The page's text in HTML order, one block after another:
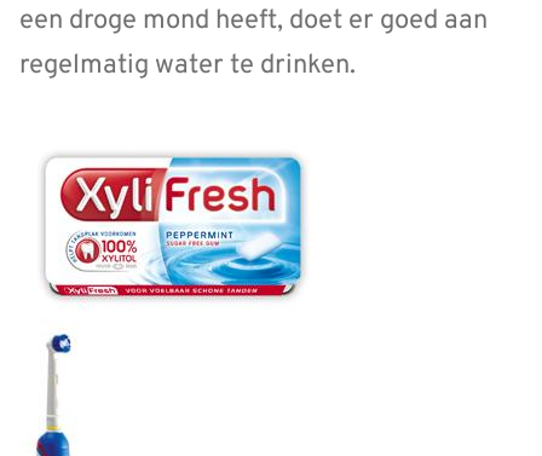
een droge mond heeft, doet er goed aan
regelmatig water te drinken.